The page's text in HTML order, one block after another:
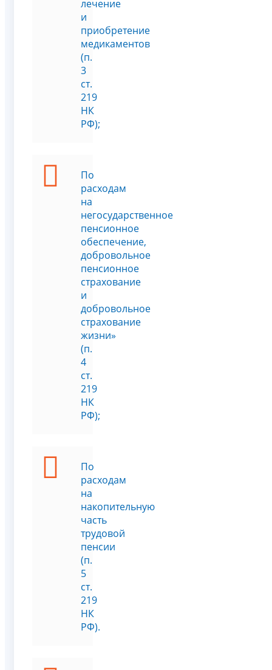
лечение
и
приобретение
медикаментов
(п.
3
ст.
219
НК
РФ);
По
расходам
на
негосударственное
пенсионное
обеспечение,
добровольное
пенсионное
страхование
и
добровольное
страхование
жизни»
(п.
4
ст.
219
НК
РФ);
По
расходам
на
накопительную
часть
трудовой
пенсии
(п.
5
ст.
219
НК
РФ).